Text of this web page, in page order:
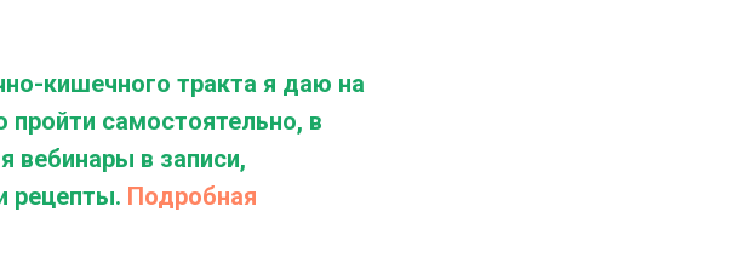
кишечного тракта я даю на
самостоятельно, в
вебинары в записи,
рецепты. Подробная